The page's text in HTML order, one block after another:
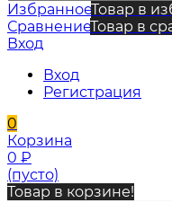
ИзбранноеТовар в
СравнениеТовар в
Вход
Вход
Регистрация
0
Корзина
0 ₽
(пусто)
Товар в корзине!